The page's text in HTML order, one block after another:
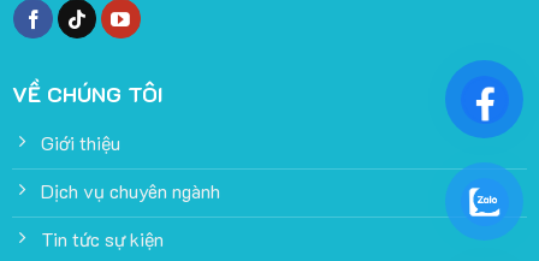
VỀ CHÚNG TÔI
Giới thiệu
Dịch vụ chuyên ngành
Tin tức sự kiện